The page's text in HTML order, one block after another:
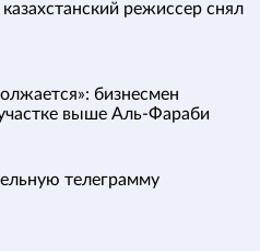
режиссер снял
бизнесмен
выше Аль-Фараби
телеграмму